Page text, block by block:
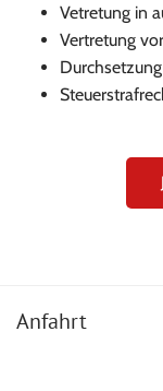
Vetretung in
Vertretung
Anfahrt